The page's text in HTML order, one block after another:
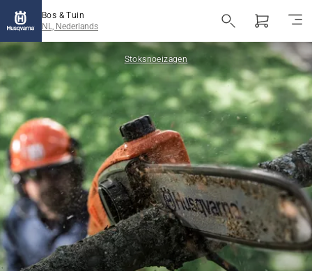
Bos & Tuin
NL, Nederlands
Stoksnoeizagen